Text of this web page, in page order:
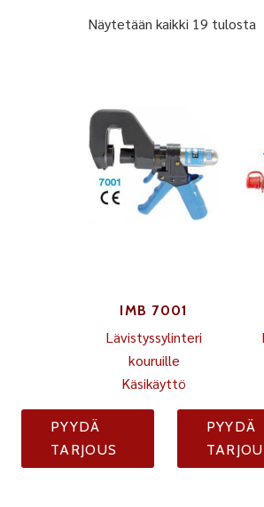
Näytetään kaikki 19 tulosta
IMB 7001
Lävistyssylinteri
kouruille
Käsikäyttö
PYYDÄ
TARJOUS
PYYDÄ